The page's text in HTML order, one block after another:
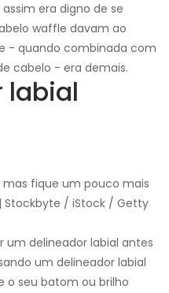
era digno de se
waffle davam ao
- quando combinada com
cabelo - era demais.
labial
fique um pouco mais
Stockbyte / iStock / Getty
um delineador labial antes
um delineador labial
o seu batom ou brilho